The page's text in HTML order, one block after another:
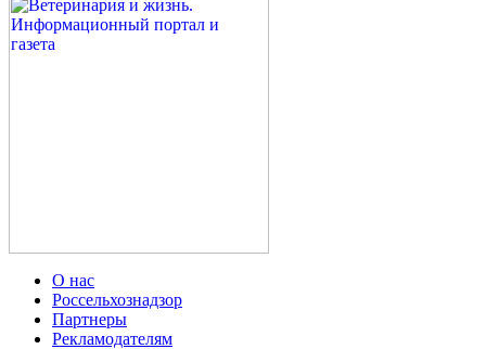
О нас
Россельхознадзор
Партнеры
Рекламодателям